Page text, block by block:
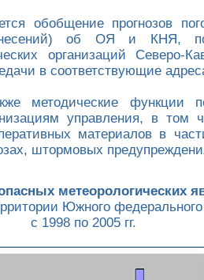
обобщение прогнозов
об ОЯ и КНЯ,
организаций Северо-
в соответствующие
методические функции
управления, в том
материалов в
штормовых
метеорологических
Южного федерального
с 1998 по 2005 гг.